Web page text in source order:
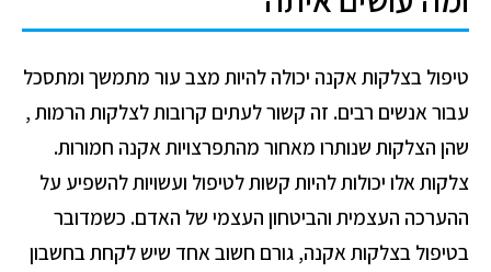
טיפול בצלקות אקנה יכולה להיות מצב עור מתמשך ומתסכל
עבור אנשים רבים. זה קשור לעתים קרובות לצלקות הרמות ,
שהן הצלקות שנותרו מאחור מהתפרצויות אקנה חמורות.
צלקות אלו יכולות להיות קשות לטיפול ועשויות להשפיע על
ההערכה העצמית והביטחון העצמי של האדם. כשמדובר
בטיפול בצלקות אקנה, גורם חשוב אחד שיש לקחת בחשבון